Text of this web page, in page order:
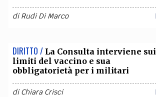
diRudi Di Marco
DIRITTO / La Consulta interviene sui
limiti del vaccino e sua
obbligatorietà per i militari
diChiara Crisci